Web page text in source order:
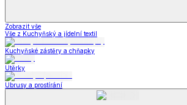
Zobrazit vše
Vše z Kuchyňský a jídelní textil
Kuchyňské zástěry a chňapky
Utěrky
Ubrusy a prostírání